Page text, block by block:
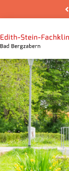
Inhalt
springen